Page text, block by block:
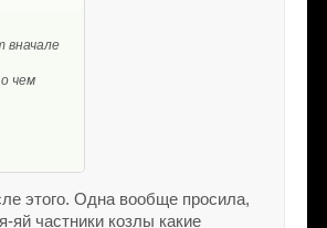
вначале
чем
этого. Одна вообще просила,
яй частники козлы какие